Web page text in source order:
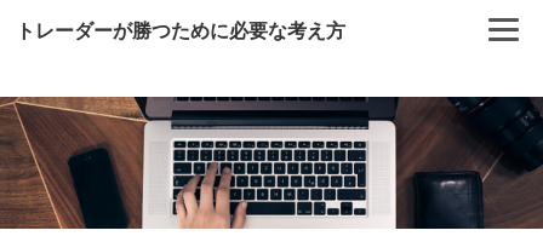
トレーダーが勝つために必要な考え方